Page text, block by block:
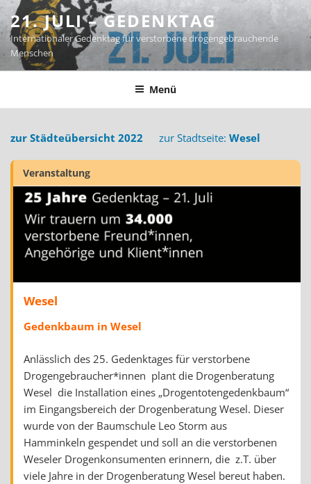
Zum
Inhalt
springen
21. JULI – GEDENKTAG
Internationaler Gedenktag für verstorbene drogengebrauchende
Menschen
Menü
zur Städteübersicht 2022 zur Stadtseite: Wesel
Veranstaltung
Wesel
Gedenkbaum in Wesel
Anlässlich des 25. Gedenktages für verstorbene
Drogengebraucher*innen plant die Drogenberatung
Wesel die Installation eines „Drogentotengedenkbaum“
im Eingangsbereich der Drogenberatung Wesel. Dieser
wurde von der Baumschule Leo Storm aus
Hamminkeln gespendet und soll an die verstorbenen
Weseler Drogenkonsumenten erinnern, die z.T. über
viele Jahre in der Drogenberatung Wesel bereut haben.